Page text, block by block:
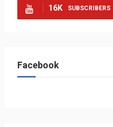
16K SUBSCRIBERS
Facebook